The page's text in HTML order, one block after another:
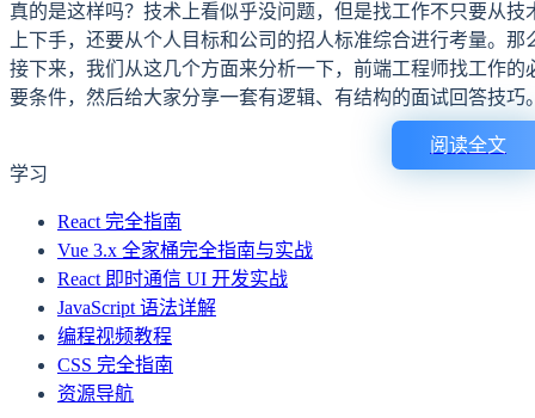
真的是这样吗？技术上看似乎没问题，但是找工作不只要从技
上下手，还要从个人目标和公司的招人标准综合进行考量。那
接下来，我们从这几个方面来分析一下，前端工程师找工作的
要条件，然后给大家分享一套有逻辑、有结构的面试回答技巧
阅读全文
学习
React 完全指南
Vue 3.x 全家桶完全指南与实战
React 即时通信 UI 开发实战
JavaScript 语法详解
编程视频教程
CSS 完全指南
资源导航